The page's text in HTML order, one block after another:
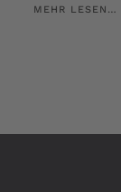
MEHR LESEN…